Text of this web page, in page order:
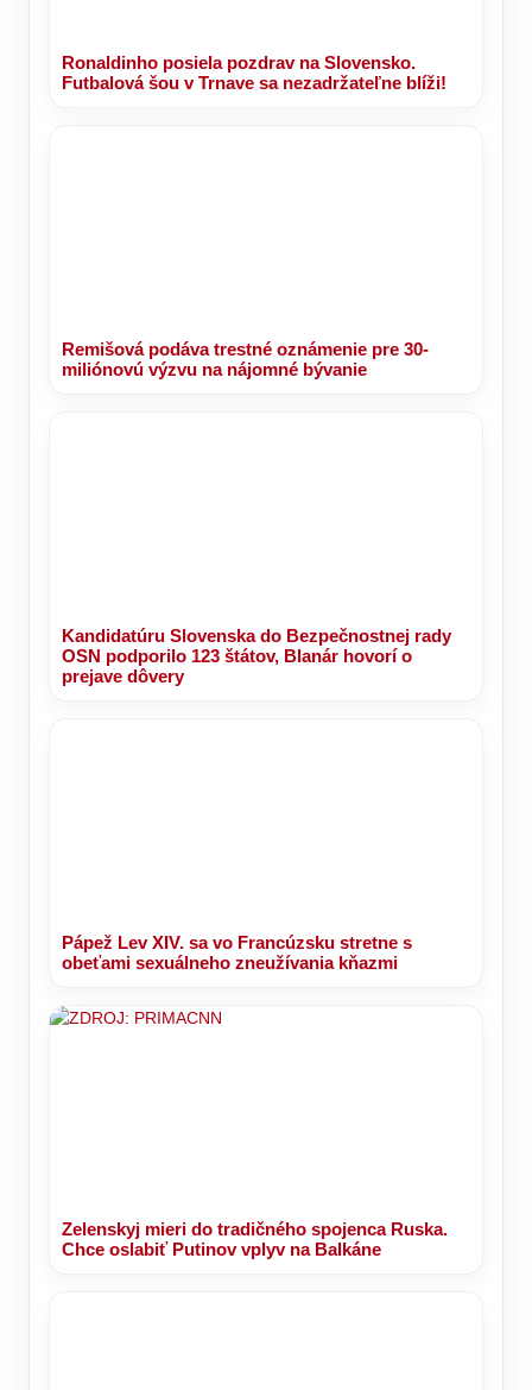
Ronaldinho posiela pozdrav na Slovensko.
Futbalová šou v Trnave sa nezadržateľne blíži!
Remišová podáva trestné oznámenie pre 30-
miliónovú výzvu na nájomné bývanie
Kandidatúru Slovenska do Bezpečnostnej rady
OSN podporilo 123 štátov, Blanár hovorí o
prejave dôvery
Pápež Lev XIV. sa vo Francúzsku stretne s
obeťami sexuálneho zneužívania kňazmi
Zelenskyj mieri do tradičného spojenca Ruska.
Chce oslabiť Putinov vplyv na Balkáne